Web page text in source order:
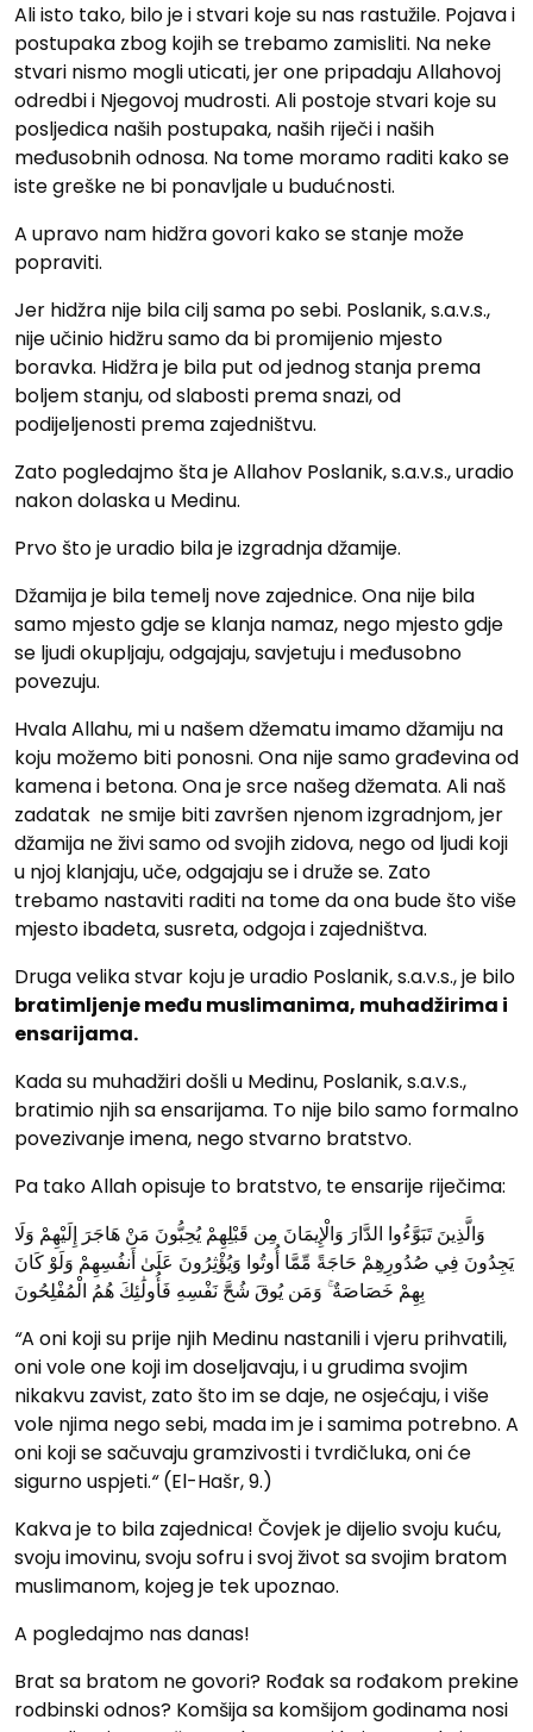
Ali isto tako, bilo je i stvari koje su nas rastužile. Pojava i
postupaka zbog kojih se trebamo zamisliti. Na neke
stvari nismo mogli uticati, jer one pripadaju Allahovoj
odredbi i Njegovoj mudrosti. Ali postoje stvari koje su
posljedica naših postupaka, naših riječi i naših
međusobnih odnosa. Na tome moramo raditi kako se
iste greške ne bi ponavljale u budućnosti.
A upravo nam hidžra govori kako se stanje može
popraviti.
Jer hidžra nije bila cilj sama po sebi. Poslanik, s.a.v.s.,
nije učinio hidžru samo da bi promijenio mjesto
boravka. Hidžra je bila put od jednog stanja prema
boljem stanju, od slabosti prema snazi, od
podijeljenosti prema zajedništvu.
Zato pogledajmo šta je Allahov Poslanik, s.a.v.s., uradio
nakon dolaska u Medinu.
Prvo što je uradio bila je izgradnja džamije.
Džamija je bila temelj nove zajednice. Ona nije bila
samo mjesto gdje se klanja namaz, nego mjesto gdje
se ljudi okupljaju, odgajaju, savjetuju i međusobno
povezuju.
Hvala Allahu, mi u našem džematu imamo džamiju na
koju možemo biti ponosni. Ona nije samo građevina od
kamena i betona. Ona je srce našeg džemata. Ali naš
zadatak ne smije biti završen njenom izgradnjom, jer
džamija ne živi samo od svojih zidova, nego od ljudi koji
u njoj klanjaju, uče, odgajaju se i druže se. Zato
trebamo nastaviti raditi na tome da ona bude što više
mjesto ibadeta, susreta, odgoja i zajedništva.
Druga velika stvar koju je uradio Poslanik, s.a.v.s., je bilo
bratimljenje među muslimanima, muhadžirima i
ensarijama.
Kada su muhadžiri došli u Medinu, Poslanik, s.a.v.s.,
bratimio njih sa ensarijama. To nije bilo samo formalno
povezivanje imena, nego stvarno bratstvo.
Pa tako Allah opisuje to bratstvo, te ensarije riječima:
وَالَّذِينَ تَبَوَّءُوا الدَّارَ وَالْإِيمَانَ مِن قَبْلِهِمْ يُحِبُّونَ مَنْ هَاجَرَ إِلَيْهِمْ وَلَا
يَجِدُونَ فِي صُدُورِهِمْ حَاجَةً مِّمَّا أُوتُوا وَيُؤْثِرُونَ عَلَىٰ أَنفُسِهِمْ وَلَوْ كَانَ
بِهِمْ خَصَاصَةٌ ۚ وَمَن يُوقَ شُحَّ نَفْسِهِ فَأُولَٰئِكَ هُمُ الْمُفْلِحُونَ
“A oni koji su prije njih Medinu nastanili i vjeru prihvatili,
oni vole one koji im doseljavaju, i u grudima svojim
nikakvu zavist, zato što im se daje, ne osjećaju, i više
vole njima nego sebi, mada im je i samima potrebno. A
oni koji se sačuvaju gramzivosti i tvrdičluka, oni će
sigurno uspjeti.“(El-Hašr, 9.)
Kakva je to bila zajednica! Čovjek je dijelio svoju kuću,
svoju imovinu, svoju sofru i svoj život sa svojim bratom
muslimanom, kojeg je tek upoznao.
A pogledajmo nas danas!
Brat sa bratom ne govori? Rođak sa rođakom prekine
rodbinski odnos? Komšija sa komšijom godinama nosi